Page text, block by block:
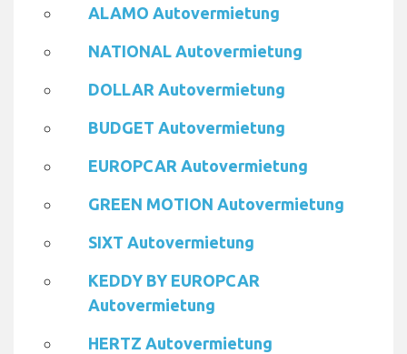
ALAMO Autovermietung
NATIONAL Autovermietung
DOLLAR Autovermietung
BUDGET Autovermietung
EUROPCAR Autovermietung
GREEN MOTION Autovermietung
SIXT Autovermietung
KEDDY BY EUROPCAR
Autovermietung
HERTZ Autovermietung